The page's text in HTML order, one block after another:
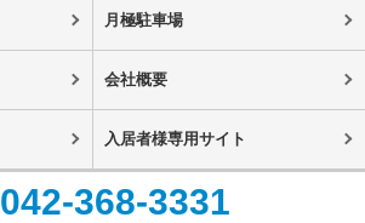
月極駐車場
会社概要
入居者様専用サイト
042-368-3331